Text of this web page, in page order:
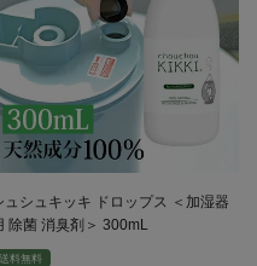
ュシュキッキ ドロップス ＜加湿器
除菌 消臭剤＞ 300mL
送料無料